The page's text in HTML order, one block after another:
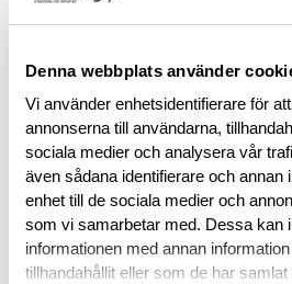
Denna webbplats använder
Vi använder enhetsidentifierare för
annonserna till användarna,
sociala medier och analysera vår
även sådana identifierare och annan
enhet till de sociala medier och
som vi samarbetar med. Dessa kan
informationen med annan
tillhandahållit eller som de har
BESKRIVNING
SPECIFIKATIONER
RECENSIONER